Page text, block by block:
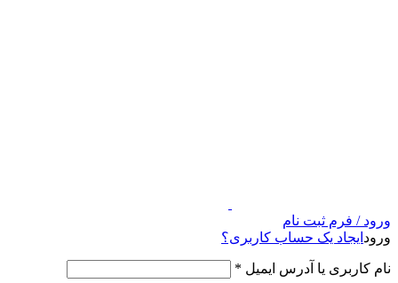
ورود / فرم ثبت نام
ورود ایجاد یک حساب کاربری؟
نام کاربری یا آدرس ایمیل *